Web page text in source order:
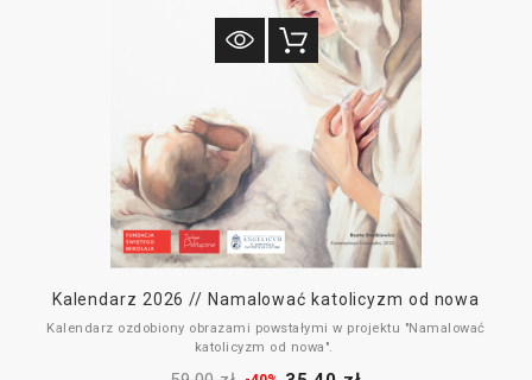
Kalendarz 2026 // Namalować katolicyzm od nowa
Kalendarz ozdobiony obrazami powstałymi w projektu "Namalować
katolicyzm od nowa".